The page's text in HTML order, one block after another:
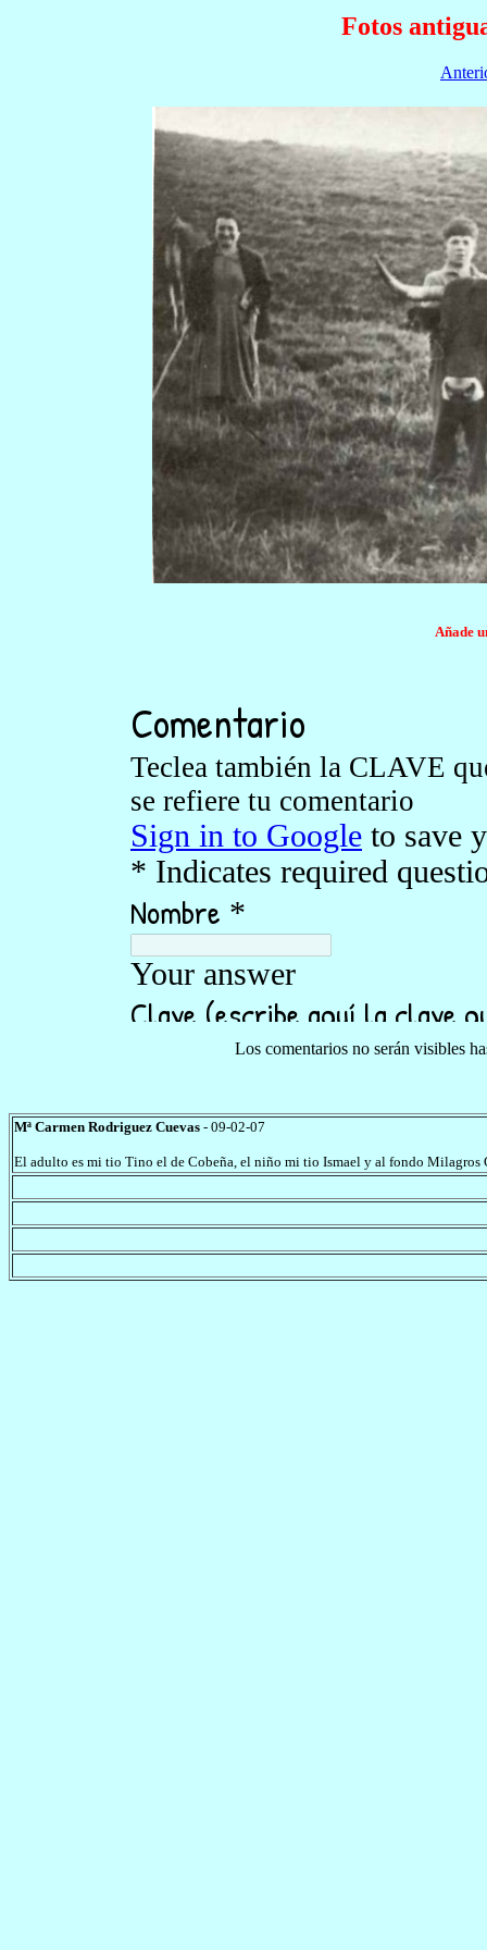
Fotos
Añade
Los comentarios no serán visibles
Mª Carmen Rodriguez Cuevas - 09-02-07
El adulto es mi tio Tino el de Cobeña, el niño mi tio Ismael y al fondo Milagros